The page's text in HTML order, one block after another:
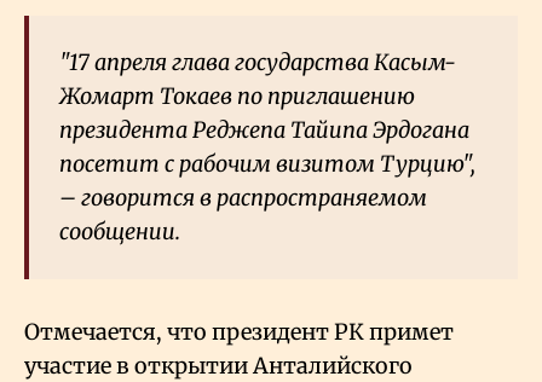
"17 апреля глава государства Касым-
Жомарт Токаев по приглашению
президента Реджепа Тайипа Эрдогана
посетит с рабочим визитом Турцию",
– говорится в распространяемом
сообщении.
Отмечается, что президент РК примет
участие в открытии Анталийского